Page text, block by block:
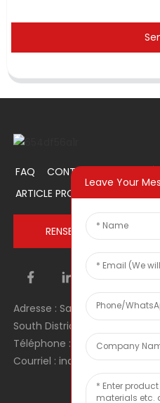
FAQ CONTACTEZ-NOUS
ARTICLE PROMOTIONNEL
RENSEIGNEZ-VOUS
Adresse : Salle 1106, Unité 1,
South District, Dongguan city,
Téléphone : 0086 0769-
Courriel : inquiry@hey-
Leave Your